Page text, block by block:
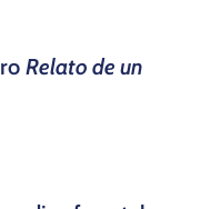
Relato de un